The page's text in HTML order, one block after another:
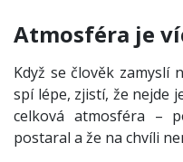
Atmosféra je
Když se člověk zamyslí
spí lépe, zjistí, že nejde
celková atmosféra –
postaral a že na chvíli